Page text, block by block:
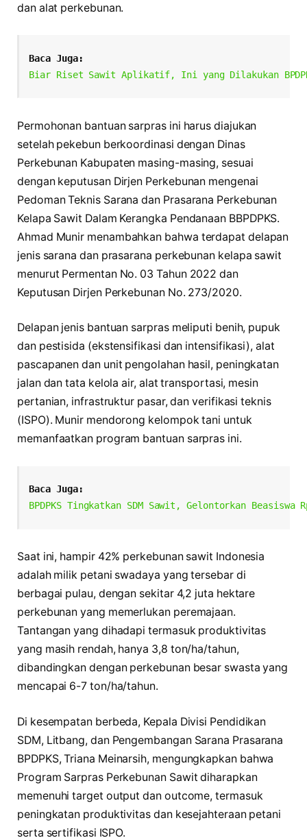
dan alat perkebunan.
Baca Juga:
Biar Riset Sawit Aplikatif, Ini yang Dilakukan
Permohonan bantuan sarpras ini harus diajukan
setelah pekebun berkoordinasi dengan Dinas
Perkebunan Kabupaten masing-masing, sesuai
dengan keputusan Dirjen Perkebunan mengenai
Pedoman Teknis Sarana dan Prasarana Perkebunan
Kelapa Sawit Dalam Kerangka Pendanaan BBPDPKS.
Ahmad Munir menambahkan bahwa terdapat delapan
jenis sarana dan prasarana perkebunan kelapa sawit
menurut Permentan No. 03 Tahun 2022 dan
Keputusan Dirjen Perkebunan No. 273/2020.
Delapan jenis bantuan sarpras meliputi benih, pupuk
dan pestisida (ekstensifikasi dan intensifikasi), alat
pascapanen dan unit pengolahan hasil, peningkatan
jalan dan tata kelola air, alat transportasi, mesin
pertanian, infrastruktur pasar, dan verifikasi teknis
(ISPO). Munir mendorong kelompok tani untuk
memanfaatkan program bantuan sarpras ini.
Baca Juga:
BPDPKS Tingkatkan SDM Sawit, Gelontorkan Beasiswa
Saat ini, hampir 42% perkebunan sawit Indonesia
adalah milik petani swadaya yang tersebar di
berbagai pulau, dengan sekitar 4,2 juta hektare
perkebunan yang memerlukan peremajaan.
Tantangan yang dihadapi termasuk produktivitas
yang masih rendah, hanya 3,8 ton/ha/tahun,
dibandingkan dengan perkebunan besar swasta yang
mencapai 6-7 ton/ha/tahun.
Di kesempatan berbeda, Kepala Divisi Pendidikan
SDM, Litbang, dan Pengembangan Sarana Prasarana
BPDPKS, Triana Meinarsih, mengungkapkan bahwa
Program Sarpras Perkebunan Sawit diharapkan
memenuhi target output dan outcome, termasuk
peningkatan produktivitas dan kesejahteraan petani
serta sertifikasi ISPO.